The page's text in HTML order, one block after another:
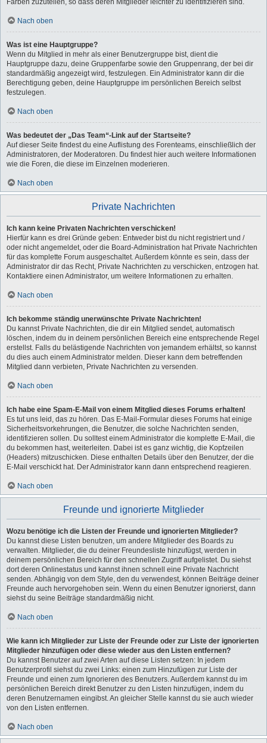
Farben zuzuteilen, so dass deren Mitglieder leichter zu identifizieren sind.
Nach oben
Was ist eine Hauptgruppe?
Wenn du Mitglied in mehr als einer Benutzergruppe bist, dient die
Hauptgruppe dazu, deine Gruppenfarbe sowie den Gruppenrang, der bei dir
standardmäßig angezeigt wird, festzulegen. Ein Administrator kann dir die
Berechtigung geben, deine Hauptgruppe im persönlichen Bereich selbst
festzulegen.
Nach oben
Was bedeutet der „Das Team“-Link auf der Startseite?
Auf dieser Seite findest du eine Auflistung des Forenteams, einschließlich der
Administratoren, der Moderatoren. Du findest hier auch weitere Informationen
wie die Foren, die diese im Einzelnen moderieren.
Nach oben
Private Nachrichten
Ich kann keine Privaten Nachrichten verschicken!
Hierfür kann es drei Gründe geben: Entweder bist du nicht registriert und /
oder nicht angemeldet, oder die Board-Administration hat Private Nachrichten
für das komplette Forum ausgeschaltet. Außerdem könnte es sein, dass der
Administrator dir das Recht, Private Nachrichten zu verschicken, entzogen hat.
Kontaktiere einen Administrator, um weitere Informationen zu erhalten.
Nach oben
Ich bekomme ständig unerwünschte Private Nachrichten!
Du kannst Private Nachrichten, die dir ein Mitglied sendet, automatisch
löschen, indem du in deinem persönlichen Bereich eine entsprechende Regel
erstellst. Falls du belästigende Nachrichten von jemandem erhältst, so kannst
du dies auch einem Administrator melden. Dieser kann dem betreffenden
Mitglied dann verbieten, Private Nachrichten zu versenden.
Nach oben
Ich habe eine Spam-E-Mail von einem Mitglied dieses Forums erhalten!
Es tut uns leid, das zu hören. Das E-Mail-Formular dieses Forums hat einige
Sicherheitsvorkehrungen, die Benutzer, die solche Nachrichten senden,
identifizieren sollen. Du solltest einem Administrator die komplette E-Mail, die
du bekommen hast, weiterleiten. Dabei ist es ganz wichtig, die Kopfzeilen
(Headers) mitzuschicken. Diese enthalten Details über den Benutzer, der die
E-Mail verschickt hat. Der Administrator kann dann entsprechend reagieren.
Nach oben
Freunde und ignorierte Mitglieder
Wozu benötige ich die Listen der Freunde und ignorierten Mitglieder?
Du kannst diese Listen benutzen, um andere Mitglieder des Boards zu
verwalten. Mitglieder, die du deiner Freundesliste hinzufügst, werden in
deinem persönlichen Bereich für den schnellen Zugriff aufgelistet. Du siehst
dort deren Onlinestatus und kannst ihnen schnell eine Private Nachricht
senden. Abhängig von dem Style, den du verwendest, können Beiträge deiner
Freunde auch hervorgehoben sein. Wenn du einen Benutzer ignorierst, dann
siehst du seine Beiträge standardmäßig nicht.
Nach oben
Wie kann ich Mitglieder zur Liste der Freunde oder zur Liste der ignorierten
Mitglieder hinzufügen oder diese wieder aus den Listen entfernen?
Du kannst Benutzer auf zwei Arten auf diese Listen setzen: In jedem
Benutzerprofil siehst du zwei Links: einen zum Hinzufügen zur Liste der
Freunde und einen zum Ignorieren des Benutzers. Außerdem kannst du im
persönlichen Bereich direkt Benutzer zu den Listen hinzufügen, indem du
deren Benutzernamen eingibst. An gleicher Stelle kannst du sie auch wieder
von den Listen entfernen.
Nach oben